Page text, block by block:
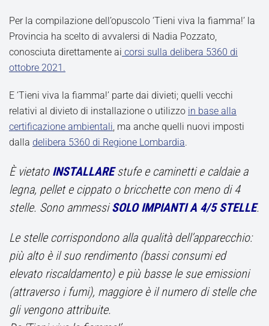
Per la compilazione dell’opuscolo ‘Tieni viva la fiamma!’ la
Provincia ha scelto di avvalersi di Nadia Pozzato,
conosciuta direttamente ai corsi sulla delibera 5360 di
ottobre 2021.
E ‘Tieni viva la fiamma!’ parte dai divieti; quelli vecchi
relativi al divieto di installazione o utilizzo in base alla
certificazione ambientali, ma anche quelli nuovi imposti
dalla delibera 5360 di Regione Lombardia.
È vietato INSTALLAREstufe e caminetti e caldaie a
legna, pellet e cippato o bricchette con meno di 4
stelle. Sono ammessiSOLO IMPIANTI A 4/5 STELLE.
Le stelle corrispondono alla qualità dell’apparecchio:
più alto è il suo rendimento (bassi consumi ed
elevato riscaldamento) e più basse le sue emissioni
(attraverso i fumi), maggiore è il numero di stelle che
gli vengono attribuite.